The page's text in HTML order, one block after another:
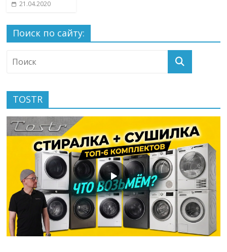
21.04.2020
Поиск по сайту:
TOSTR